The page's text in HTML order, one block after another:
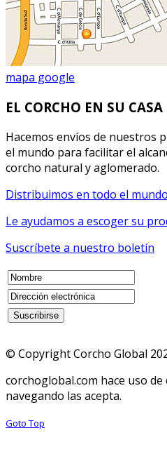
mapa google
EL CORCHO EN SU CASA
Hacemos envíos de nuestros
el mundo para facilitar el
corcho natural y aglomerado.
Distribuimos en todo el mundo
Le ayudamos a escoger su
Suscríbete a nuestro boletín
© Copyright Corcho Global
corchoglobal.com hace uso de
navegando las acepta.
Goto Top